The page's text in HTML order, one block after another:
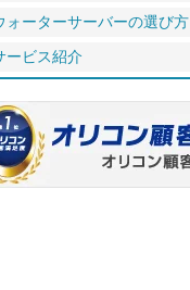
ォーターサーバーの選び方
ービス紹介